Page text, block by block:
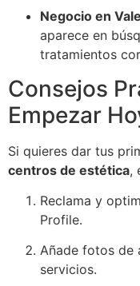
Negocio en
aparece en
tratamientos
Consejos
Empezar
Si quieres dar tus
centros de estética,
Reclama y
Profile.
Añade fotos de
servicios.